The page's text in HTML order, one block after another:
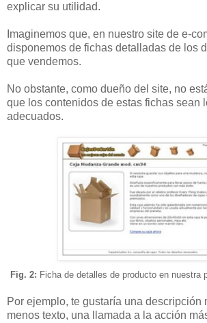
explicar su utilidad.
Imaginemos que, en nuestro site de e-
disponemos de fichas detalladas de los
que vendemos.
No obstante, como dueño del site, no
que los contenidos de estas fichas sean
adecuados.
Fig. 2: Ficha de detalles de producto en nuestra
Por ejemplo, te gustaría una descripción
menos texto, una llamada a la acción